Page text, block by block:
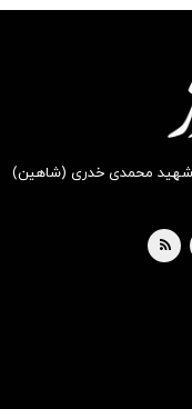
شهید محمدی خدری (شاهین)